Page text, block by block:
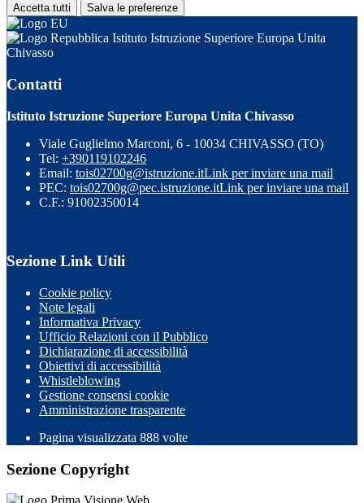
Accetta tutti Salva le preferenze
Istituto Istruzione Superiore Europa Unita
Chivasso
Contatti
Istituto Istruzione Superiore Europa Unita Chivasso
Viale Guglielmo Marconi, 6 - 10034 CHIVASSO (TO)
Tel: +390119102246
Email: tois02700g@istruzione.itLink per inviare una mail
PEC: tois02700g@pec.istruzione.itLink per inviare una mail
C.F.: 91002350014
Sezione Link Utili
Cookie policy
Note legali
Informativa Privacy
Ufficio Relazioni con il Pubblico
Dichiarazione di accessibilità
Obiettivi di accessibilità
Whistleblowing
Gestione consensi cookie
Amministrazione trasparente
Pagina visualizzata 888 volte
Sezione Copyright